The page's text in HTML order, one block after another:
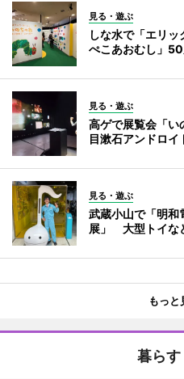
見る・遊ぶ
しな水で「エリ
ぺこあおむし」
見る・遊ぶ
高ゲで展覧会「
目漱石アンドロイ
見る・遊ぶ
武蔵小山で「明和
展」 大型トイな
もっと
暮らす